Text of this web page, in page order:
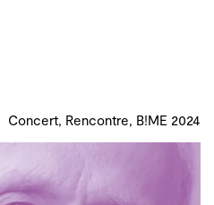
Concert, Rencontre, B!ME 2024